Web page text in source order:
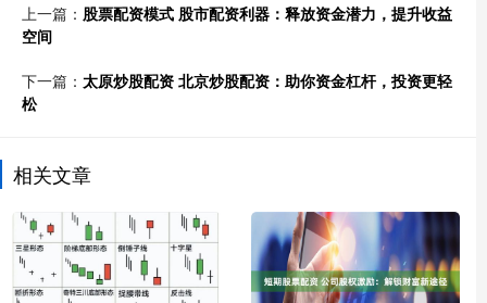
上一篇： 股票配资模式 股市配资利器：释放资金潜力，提升收益
空间
下一篇： 太原炒股配资 北京炒股配资：助你资金杠杆，投资更轻
松
相关文章